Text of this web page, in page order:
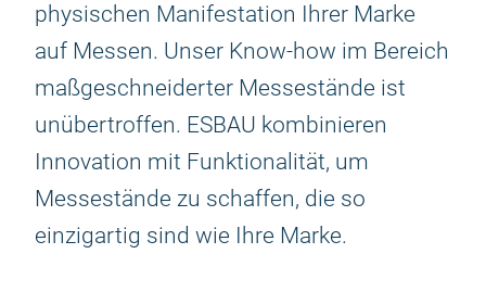
physischen Manifestation Ihrer Marke
auf Messen. Unser Know-how im Bereich
maßgeschneiderter Messestände ist
unübertroffen. ESBAU kombinieren
Innovation mit Funktionalität, um
Messestände zu schaffen, die so
einzigartig sind wie Ihre Marke.